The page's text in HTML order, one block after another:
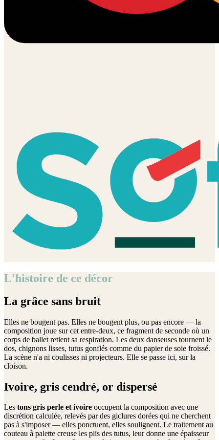
L'histoire de ce décor
La grâce sans bruit
Elles ne bougent pas. Elles ne bougent plus, ou pas encore — la
composition joue sur cet entre-deux, ce fragment de seconde où un
corps de ballet retient sa respiration. Les deux danseuses tournent le
dos, chignons lisses, tutus gonflés comme du papier de soie froissé.
La scène n'a ni coulisses ni projecteurs. Elle se passe ici, sur la
cloison.
Ivoire, gris cendré, or dispersé
Les tons gris perle et ivoire occupent la composition avec une
discrétion calculée, relevés par des giclures dorées qui ne cherchent
pas à s'imposer — elles ponctuent, elles soulignent. Le traitement au
couteau à palette creuse les plis des tutus, leur donne une épaisseur